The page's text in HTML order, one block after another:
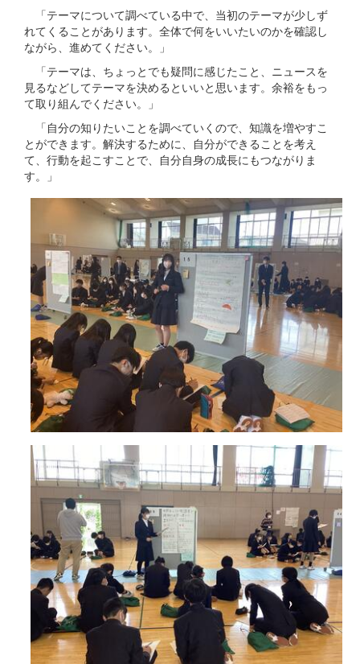
「テーマについて調べている中で、当初のテーマが少しず
れてくることがあります。全体で何をいいたいのかを確認し
ながら、進めてください。」
「テーマは、ちょっとでも疑問に感じたこと、ニュースを
見るなどしてテーマを決めるといいと思います。余裕をもっ
て取り組んでください。」
「自分の知りたいことを調べていくので、知識を増やすこ
とができます。解決するために、自分ができることを考え
て、行動を起こすことで、自分自身の成長にもつながりま
す。」